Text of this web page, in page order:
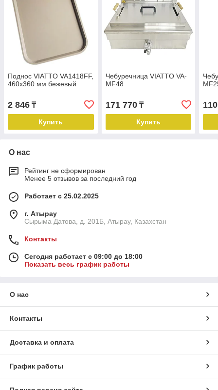
Поднос VIATTO VA1418FF,
460х360 мм бежевый
2 846 ₸
Купить
Чебуречница VIATTO VA-
MF48
171 770₸
Купить
О нас
Рейтинг не сформирован
Менее 5 отзывов за последний год
Работает с 25.02.2025
г. Атырау
Сырыма Датова, д. 201Б, Атырау, Казахстан
Контакты
Сегодня работает с 09:00 до 18:00
Показать весь график работы
О нас
Контакты
Доставка и оплата
График работы